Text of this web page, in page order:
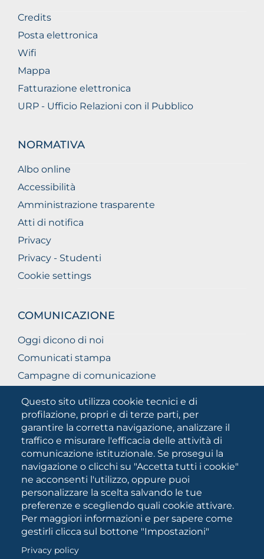
Questo sito utilizza cookie tecnici e di
profilazione, propri e di terze parti, per
garantire la corretta navigazione, analizzare il
traffico e misurare l'efficacia delle attività di
comunicazione istituzionale. Se prosegui la
navigazione o clicchi su "Accetta tutti i cookie"
ne acconsenti l'utilizzo, oppure puoi
personalizzare la scelta salvando le tue
preferenze e scegliendo quali cookie attivare.
Per maggiori informazioni e per sapere come
gestirli clicca sul bottone "Impostazioni"
Privacy policy
Credits
Posta elettronica
Wifi
Mappa
Fatturazione elettronica
URP - Ufficio Relazioni con il Pubblico
NORMATIVA
Albo online
Accessibilità
Amministrazione trasparente
Atti di notifica
Privacy
Privacy - Studenti
Cookie settings
COMUNICAZIONE
Oggi dicono di noi
Comunicati stampa
Campagne di comunicazione
Unifg Mag
Manuale di identità visiva
Facts and figures
SOCIAL
MEDIA
Università degli Studi di Foggia • Via A.Gramsci 89/91 •